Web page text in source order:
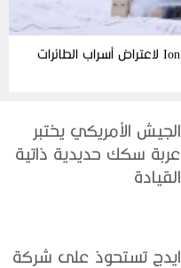
الجيش الأمريكي يختبر منظومة IonStrike لاعتراض أسراب الطائرات
الجيش الأمريكي يختبر
عربة سكك حديدية ذاتية
القيادة
ايدج تستحوذ على شركة